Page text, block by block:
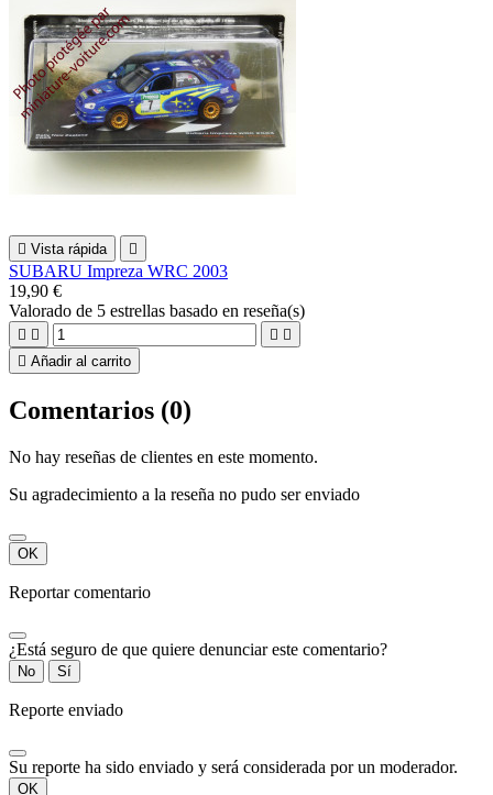
 Vista rápida 
SUBARU Impreza WRC 2003
19,90 €
Valorado de 5 estrellas basado en reseña(s)
   
 Añadir al carrito
Comentarios (0)
No hay reseñas de clientes en este momento.
Su agradecimiento a la reseña no pudo ser enviado
OK
Reportar comentario
¿Está seguro de que quiere denunciar este comentario?
No Sí
Reporte enviado
Su reporte ha sido enviado y será considerada por un moderador.
OK